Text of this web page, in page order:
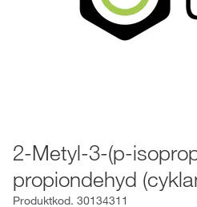
2-Metyl-3-(p-
propiondehyd
Produktkod. 30134311